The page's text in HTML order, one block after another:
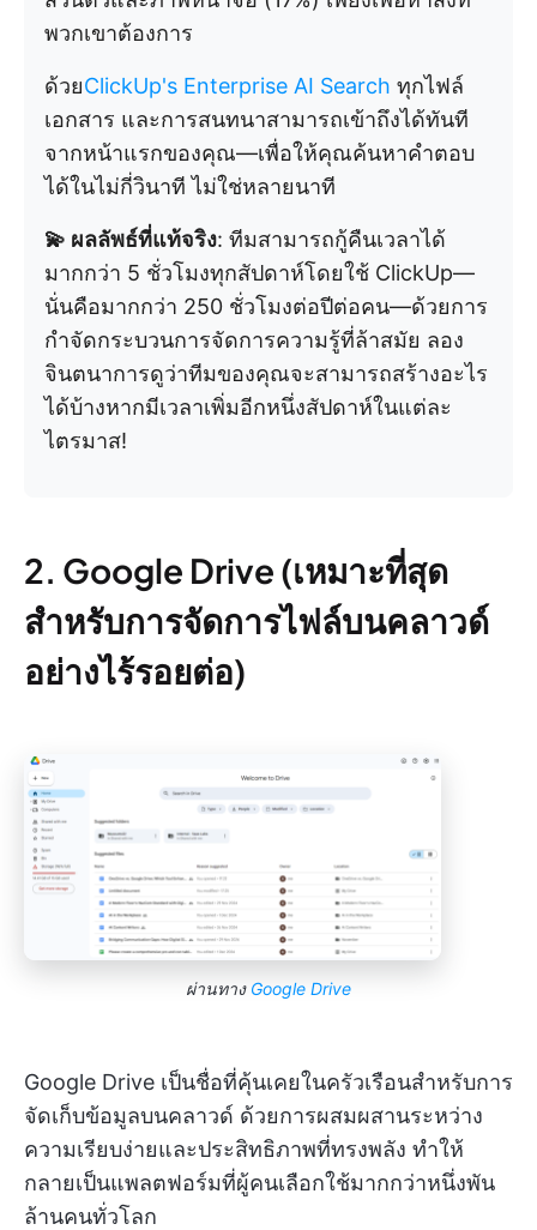
พวกเขาต้องการ
ด้วยClickUp's Enterprise AI Search ทุกไฟล์
เอกสาร และการสนทนาสามารถเข้าถึงได้ทันที
จากหน้าแรกของคุณ—เพื่อให้คุณค้นหาคำตอบ
ได้ในไม่กี่วินาที ไม่ใช่หลายนาที
💫 ผลลัพธ์ที่แท้จริง: ทีมสามารถกู้คืนเวลาได้
มากกว่า 5 ชั่วโมงทุกสัปดาห์โดยใช้ ClickUp—
นั่นคือมากกว่า 250 ชั่วโมงต่อปีต่อคน—ด้วยการ
กำจัดกระบวนการจัดการความรู้ที่ล้าสมัย ลอง
จินตนาการดูว่าทีมของคุณจะสามารถสร้างอะไร
ได้บ้างหากมีเวลาเพิ่มอีกหนึ่งสัปดาห์ในแต่ละ
ไตรมาส!
2. Google Drive (เหมาะที่สุด
สำหรับการจัดการไฟล์บนคลาวด์
อย่างไร้รอยต่อ)
ผ่านทาง Google Drive
Google Drive เป็นชื่อที่คุ้นเคยในครัวเรือนสำหรับการ
จัดเก็บข้อมูลบนคลาวด์ ด้วยการผสมผสานระหว่าง
ความเรียบง่ายและประสิทธิภาพที่ทรงพลัง ทำให้
กลายเป็นแพลตฟอร์มที่ผู้คนเลือกใช้มากกว่าหนึ่งพัน
ล้านคนทั่วโลก